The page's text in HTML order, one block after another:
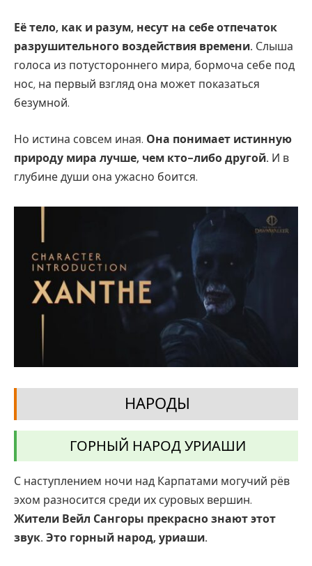
Её тело, как и разум, несут на себе отпечаток
разрушительного воздействия времени. Слыша
голоса из потустороннего мира, бормоча себе под
нос, на первый взгляд она может показаться
безумной.
Но истина совсем иная. Она понимает истинную
природу мира лучше, чем кто-либо другой. И в
глубине души она ужасно боится.
НАРОДЫ
ГОРНЫЙ НАРОД УРИАШИ
С наступлением ночи над Карпатами могучий рёв
эхом разносится среди их суровых вершин.
Жители Вейл Сангоры прекрасно знают этот
звук. Это горный народ, уриаши.